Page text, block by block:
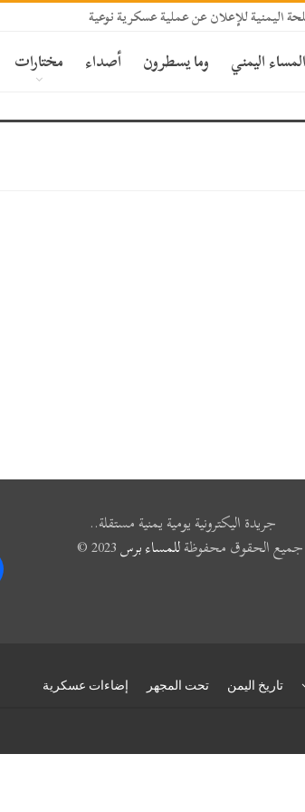
اليمنية للإعلان عن عملية عسكرية نوعية
المساء اليمني وما يسطرون أصداء مختارات
جريدة اليكترونية يومية يمنية مستقلة..
الحقوق محفوظةللمساء برس
تاريخ اليمن تحت المجهر إضاءات عسكرية